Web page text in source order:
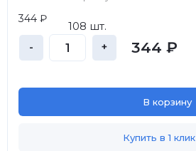
344 ₽
108 шт.
- + 344 ₽
В корзину
Купить в 1 клик